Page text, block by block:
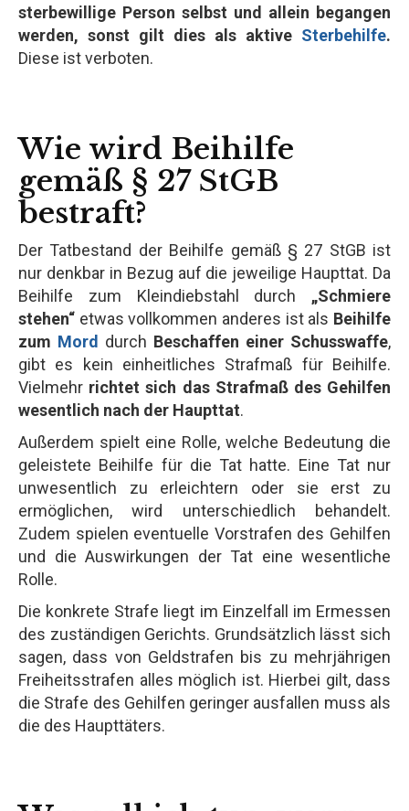
sterbewillige Person selbst und allein begangen
werden, sonst gilt dies als aktive Sterbehilfe.
Diese ist verboten.
Wie wird Beihilfe
gemäß § 27 StGB
bestraft?
Der Tatbestand der Beihilfe gemäß § 27 StGB ist
nur denkbar in Bezug auf die jeweilige Haupttat. Da
Beihilfe zum Kleindiebstahl durch „Schmiere
stehen“ etwas vollkommen anderes ist als Beihilfe
zum Mord durch Beschaffen einer Schusswaffe,
gibt es kein einheitliches Strafmaß für Beihilfe.
Vielmehr richtet sich das Strafmaß des Gehilfen
wesentlich nach der Haupttat.
Außerdem spielt eine Rolle, welche Bedeutung die
geleistete Beihilfe für die Tat hatte. Eine Tat nur
unwesentlich zu erleichtern oder sie erst zu
ermöglichen, wird unterschiedlich behandelt.
Zudem spielen eventuelle Vorstrafen des Gehilfen
und die Auswirkungen der Tat eine wesentliche
Rolle.
Die konkrete Strafe liegt im Einzelfall im Ermessen
des zuständigen Gerichts. Grundsätzlich lässt sich
sagen, dass von Geldstrafen bis zu mehrjährigen
Freiheitsstrafen alles möglich ist. Hierbei gilt, dass
die Strafe des Gehilfen geringer ausfallen muss als
die des Haupttäters.